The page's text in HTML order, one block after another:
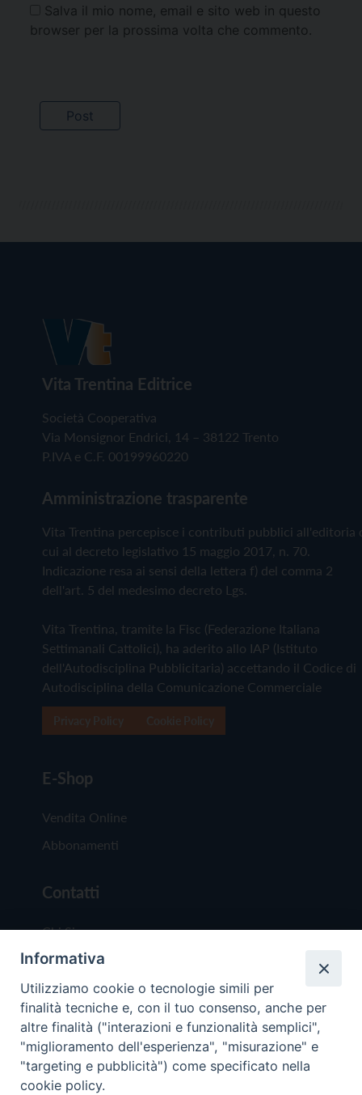
Salva il mio nome, email e sito web in questo
browser per la prossima volta che commento.
Vita Trentina Editrice
Società Cooperativa
Via Monsignor Endrici, 14 – 38122 Trento
P.IVA e C.F. 00199960220
Amministrazione trasparente
Vita Trentina percepisce i contributi pubblici all'editoria
cui al decreto legislativo 15 maggio 2017, n. 70.
Indicazione resa ai sensi della lettera f) del comma 2
dell'art. 5 del medesimo decreto Lgs.
Vita Trentina, tramite la Fisc (Federazione Italiana
Settimanali Cattolici), ha aderito allo IAP (Istituto
dell'Autodisciplina Pubblicitaria) accettando il Codice di
Autodisciplina della Comunicazione Commerciale
E-Shop
Vendita Online
Abbonamenti
Contatti
Chi Siamo
Redazione
Scrivici
Copyright © 2019 - Tutti i diritti riservati - Vita
Informativa
Utilizziamo cookie o tecnologie simili per
finalità tecniche e, con il tuo consenso, anche per
altre finalità ("interazioni e funzionalità semplici",
"miglioramento dell'esperienza", "misurazione" e
"targeting e pubblicità") come specificato nella
cookie policy.